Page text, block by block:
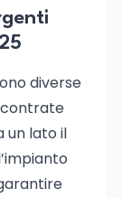
diverse
un lato il